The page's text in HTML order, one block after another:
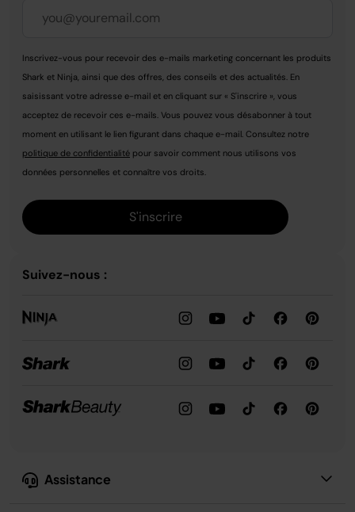
Assistance
Inscrivez-vous pour recevoir des e-mails marketing concernant les produits
Shark et Ninja, ainsi que des offres, des conseils et des actualités. En
saisissant votre adresse e-mail et en cliquant sur « S'inscrire », vous
acceptez de recevoir ces e-mails. Vous pouvez vous désabonner à tout
moment en utilisant le lien figurant dans chaque e-mail. Consultez notre
politique de confidentialité pour savoir comment nous utilisons vos
données personnelles et connaître vos droits.
S'inscrire
Suivez-nous :